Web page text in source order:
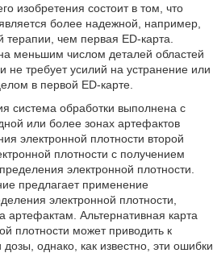
изобретения состоит в том, что
более надежной, например,
чем первая ED-карта.
меньшим числом деталей областей
не требует усилий на устранение или
в первой ED-карте.
система обработки выполнена с
или более зонах артефактов
электронной плотности второй
плотности с получением
электронной плотности.
предлагает применение
электронной плотности,
артефактам. Альтернативная карта
плотности может приводить к
однако, как известно, эти ошибки